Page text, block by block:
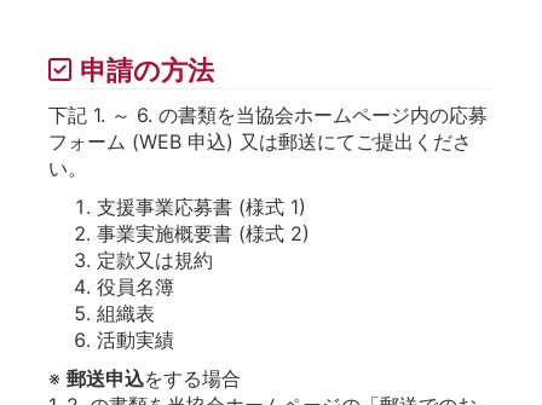
申請の方法
下記 1. ～ 6. の書類を当協会ホームページ内の応募
フォーム (WEB 申込) 又は郵送にてご提出くださ
い。
支援事業応募書 (様式 1)
事業実施概要書 (様式 2)
定款又は規約
役員名簿
組織表
活動実績
※ 郵送申込をする場合